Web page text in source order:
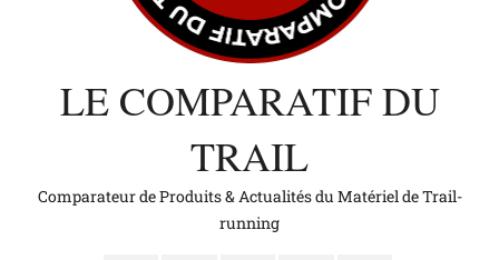
LE COMPARATIF DU
TRAIL
Comparateur de Produits & Actualités du Matériel de Trail-
running